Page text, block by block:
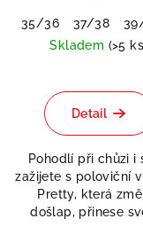
35/36 37/38
Skladem (>5
z
5
Detail
Pohodlí při chůzi i
zažijete s poloviční
Pretty, která
došlap, přinese